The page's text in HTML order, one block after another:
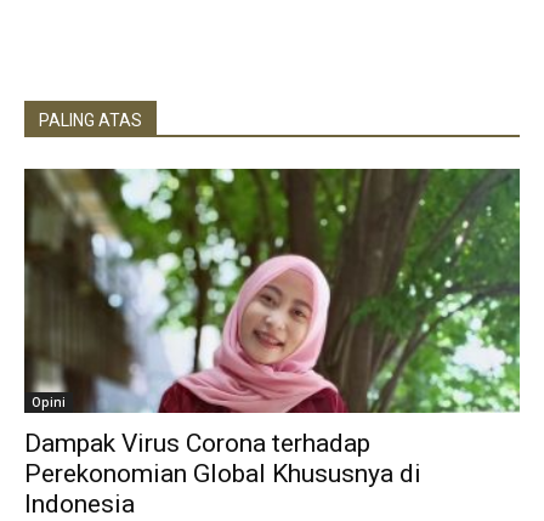
PALING ATAS
Opini
Dampak Virus Corona terhadap
Perekonomian Global Khususnya di
Indonesia